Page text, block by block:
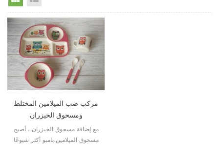
مركب صب الميلامين المختلط
ومسحوق الخيزران
مع إضافة مسحوق الخيزران ، أصبح
مسحوق الميلامين بامبو أكثر شيوعًا